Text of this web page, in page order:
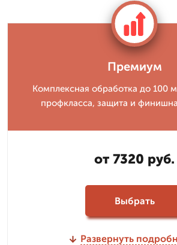
Премиум
Комплексная обработка до 100
профкласса, защита и
от 7320 руб.
Выбрать
Развернуть